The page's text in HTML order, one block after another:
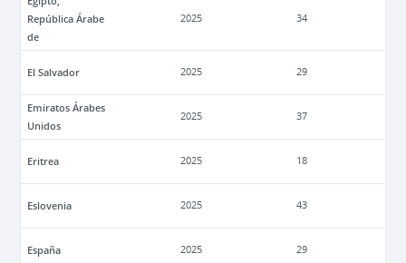
República Árabe
de
2025 34
El Salvador 2025 29
Emiratos Árabes
Unidos
2025 37
Eritrea 2025 18
Eslovenia 2025 43
España 2025 29